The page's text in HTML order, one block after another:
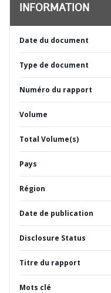
INFORMATION
Date du document
Type de document
Numéro du rapport
Volume
Total Volume(s)
Pays
Région
Date de publication
Disclosure Status
Titre du rapport
Mots clé